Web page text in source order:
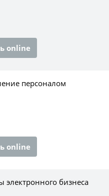
online
персоналом
online
бизнеса